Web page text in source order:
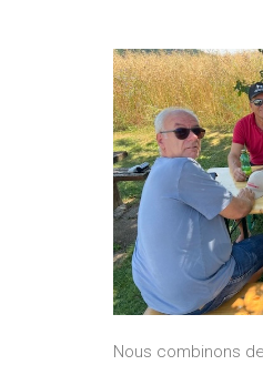
Nous combinons